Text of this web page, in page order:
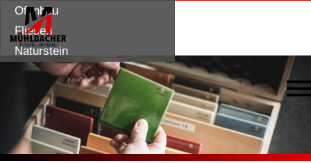
ÜBER MICH
Ofenbau
Fliesen
Naturstein
STANDORT